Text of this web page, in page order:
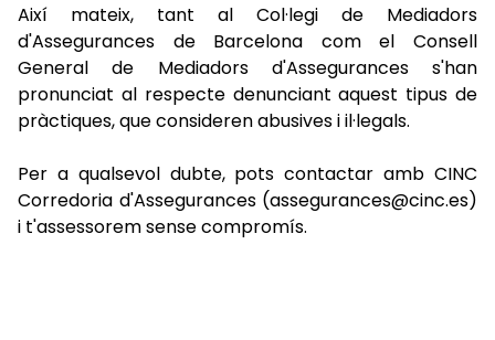
Així mateix, tant al Col·legi de Mediadors
d'Assegurances de Barcelona com el Consell
General de Mediadors d'Assegurances s'han
pronunciat al respecte denunciant aquest tipus de
pràctiques, que consideren abusives i il·legals.
Per a qualsevol dubte, pots contactar amb CINC
Corredoria d'Assegurances (assegurances@cinc.es)
i t'assessorem sense compromís.